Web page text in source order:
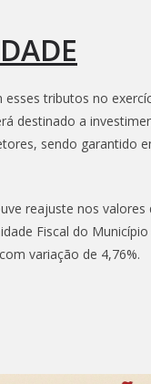
tributos no
destinado a
sendo garantido
reajuste nos
Fiscal do
variação de 4,76%.